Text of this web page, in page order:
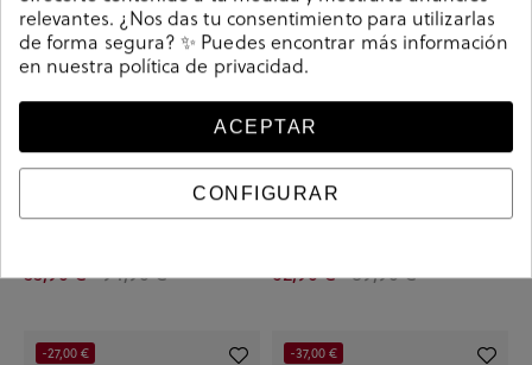
Sandalias Paula Urban 33-782 en
55,90 € 94,90 €
Sandalias Paula Urban 33-754 en
62,90 € 89,90 €
-27,00 € -37,00 €
relevantes. ¿Nos das tu consentimiento para utilizarlas
de forma segura? ✨ Puedes encontrar más información
en nuestra política de privacidad.
ACEPTAR
CONFIGURAR